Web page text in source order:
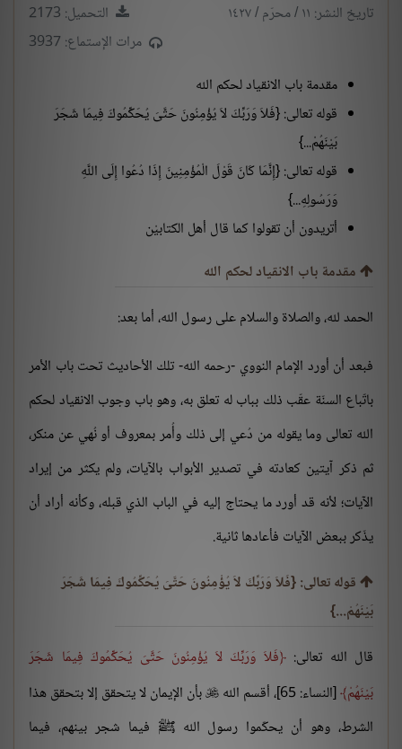
تاريخ النشر: ١١ / محرّم / ١٤٢٧
التحميل: 2173
مرات الإستماع: 3937
مقدمة باب الانقياد لحكم الله
قوله تعالى: {فَلاَ وَرَبِّكَ لاَ يُؤْمِنُونَ حَتَّىَ يُحَكِّمُوكَ فِيمَا شَجَرَ
بَيْنَهُمْ...}
قوله تعالى: {إِنَّمَا كَانَ قَوْلَ الْمُؤْمِنِينَ إِذَا دُعُوا إِلَى اللَّهِ
وَرَسُولِهِ...}
أتريدون أن تقولوا كما قال أهل الكتابيْن
مقدمة باب الانقياد لحكم الله
الحمد لله، والصلاة والسلام على رسول الله، أما بعد:
فبعد أن أورد الإمام النووي -رحمه الله- تلك الأحاديث تحت باب الأمر
باتّباع السنّة عقّب ذلك بباب له تعلق به، وهو باب وجوب الانقياد لحكم
الله تعالى وما يقوله من دُعي إلى ذلك وأُمر بمعروف أو نُهي عن منكر،
ثم ذكر آيتين كعادته في تصدير الأبواب بالآيات، ولم يكثر من إيراد
الآيات؛ لأنه قد أورد ما يحتاج إليه في الباب الذي قبله، وكأنه أراد أن
يذّكر ببعض الآيات فأعادها ثانية.
قوله تعالى: {فَلاَ وَرَبِّكَ لاَ يُؤْمِنُونَ حَتَّىَ يُحَكِّمُوكَ فِيمَا شَجَرَ
بَيْنَهُمْ...}
قال الله تعالى: فَلاَ وَرَبِّكَ لاَ يُؤْمِنُونَ حَتَّىَ يُحَكِّمُوكَ فِيمَا شَجَرَ
بَيْنَهُمْ [النساء: 65]، أقسم الله  بأن الإيمان لا يتحقق إلا بتحقق هذا
الشرط، وهو أن يحكّموا رسول الله ﷺ فيما شجر بينهم، فيما